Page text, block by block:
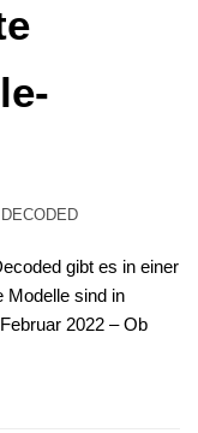
gibt es in einer
Modelle sind in
2022 – Ob